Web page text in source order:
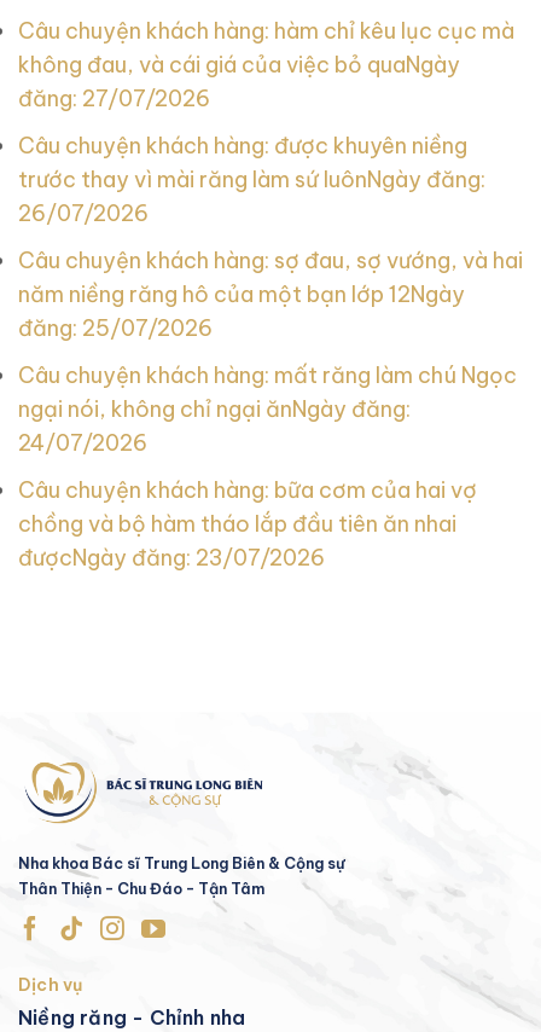
Câu chuyện khách hàng: hàm chỉ kêu lục cục mà
không đau, và cái giá của việc bỏ quaNgày
đăng: 27/07/2026
Câu chuyện khách hàng: được khuyên niềng
trước thay vì mài răng làm sứ luônNgày đăng:
26/07/2026
Câu chuyện khách hàng: sợ đau, sợ vướng, và hai
năm niềng răng hô của một bạn lớp 12Ngày
đăng: 25/07/2026
Câu chuyện khách hàng: mất răng làm chú Ngọc
ngại nói, không chỉ ngại ănNgày đăng:
24/07/2026
Câu chuyện khách hàng: bữa cơm của hai vợ
chồng và bộ hàm tháo lắp đầu tiên ăn nhai
đượcNgày đăng: 23/07/2026
Nha khoa Bác sĩ Trung Long Biên & Cộng sự
Thân Thiện - Chu Đáo - Tận Tâm
Dịch vụ
Niềng răng - Chỉnh nha